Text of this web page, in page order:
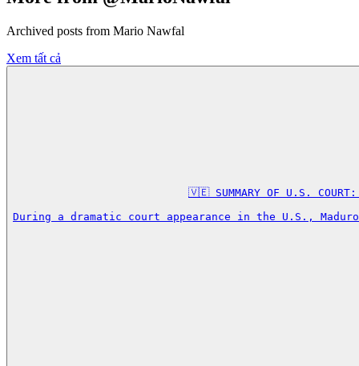
Archived posts from Mario Nawfal
Xem tất cả
🇻🇪 SUMMARY OF U.S. COURT:
During a dramatic court appearance in the U.S.,